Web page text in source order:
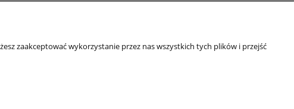
Informacje o sklepie
zaakceptować wykorzystanie przez nas wszystkich tych plików i przejść